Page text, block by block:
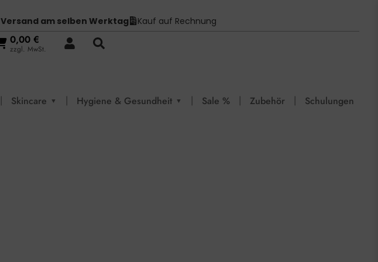
Versand am selben Werktag Kauf auf Rechnung
0,00 €
zzgl. MwSt.
| Skincare ▼ | Hygiene & Gesundheit ▼ | Sale % | Zubehör | Schulungen